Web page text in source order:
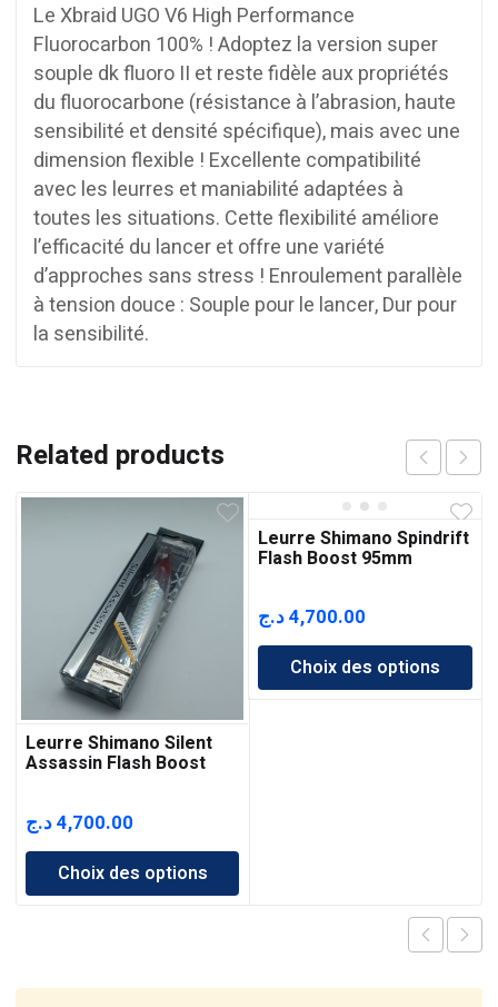
Le Xbraid UGO V6 High Performance
Fluorocarbon 100% ! Adoptez la version super
souple dk fluoro II et reste fidèle aux propriétés
du fluorocarbone (résistance à l’abrasion, haute
sensibilité et densité spécifique), mais avec une
dimension flexible ! Excellente compatibilité
avec les leurres et maniabilité adaptées à
toutes les situations. Cette flexibilité améliore
l’efficacité du lancer et offre une variété
d’approches sans stress ! Enroulement parallèle
à tension douce : Souple pour le lancer, Dur pour
la sensibilité.
Related products
Leurre Shimano Silent
Assassin Flash Boost
4,700.00د.ج
Choix des options
Leurre Shimano Spindrift
Flash Boost 95mm
4,700.00د.ج
Choix des options